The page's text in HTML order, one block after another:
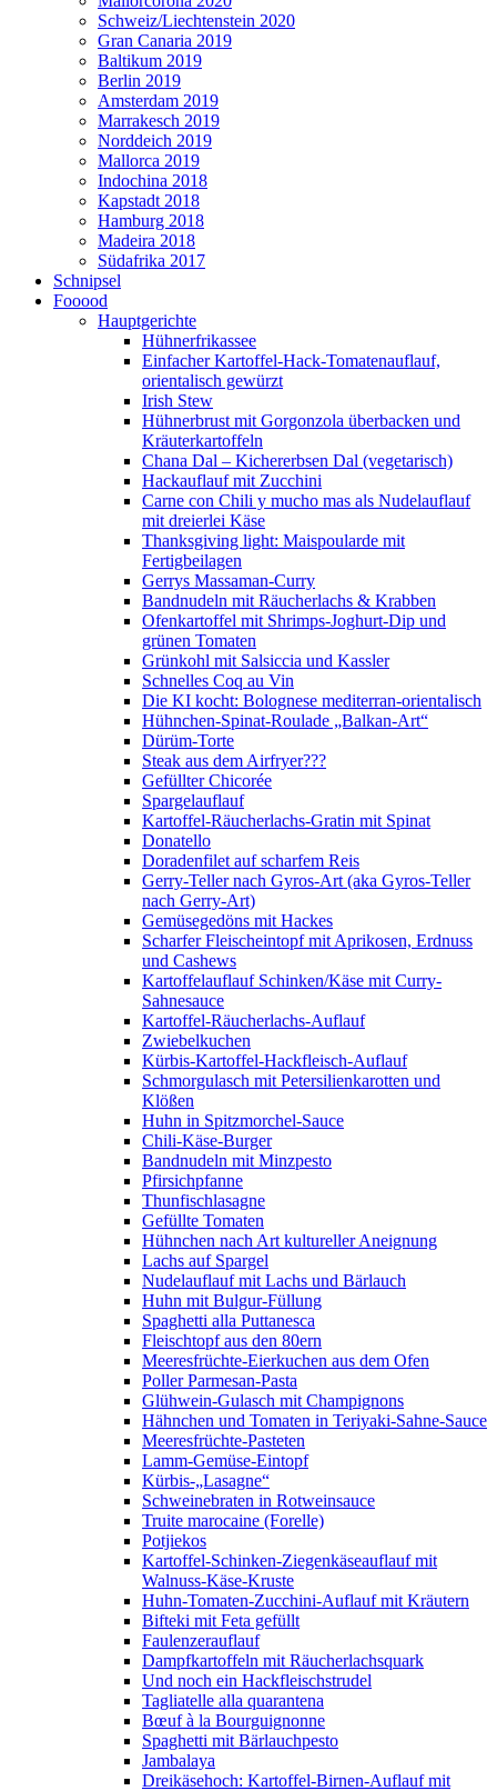
Schweiz/Liechtenstein 2020
Gran Canaria 2019
Baltikum 2019
Berlin 2019
Amsterdam 2019
Marrakesch 2019
Norddeich 2019
Mallorca 2019
Indochina 2018
Kapstadt 2018
Hamburg 2018
Madeira 2018
Südafrika 2017
Schnipsel
Fooood
Hauptgerichte
Hühnerfrikassee
Einfacher Kartoffel-Hack-Tomatenauflauf,
orientalisch gewürzt
Irish Stew
Hühnerbrust mit Gorgonzola überbacken und
Kräuterkartoffeln
Chana Dal – Kichererbsen Dal (vegetarisch)
Hackauflauf mit Zucchini
Carne con Chili y mucho mas als Nudelauflauf
mit dreierlei Käse
Thanksgiving light: Maispoularde mit
Fertigbeilagen
Gerrys Massaman-Curry
Bandnudeln mit Räucherlachs & Krabben
Ofenkartoffel mit Shrimps-Joghurt-Dip und
grünen Tomaten
Grünkohl mit Salsiccia und Kassler
Schnelles Coq au Vin
Die KI kocht: Bolognese mediterran-orientalisch
Hühnchen-Spinat-Roulade „Balkan-Art“
Dürüm-Torte
Steak aus dem Airfryer???
Gefüllter Chicorée
Spargelauflauf
Kartoffel-Räucherlachs-Gratin mit Spinat
Donatello
Doradenfilet auf scharfem Reis
Gerry-Teller nach Gyros-Art (aka Gyros-Teller
nach Gerry-Art)
Gemüsegedöns mit Hackes
Scharfer Fleischeintopf mit Aprikosen, Erdnuss
und Cashews
Kartoffelauflauf Schinken/Käse mit Curry-
Sahnesauce
Kartoffel-Räucherlachs-Auflauf
Zwiebelkuchen
Kürbis-Kartoffel-Hackfleisch-Auflauf
Schmorgulasch mit Petersilienkarotten und
Klößen
Huhn in Spitzmorchel-Sauce
Chili-Käse-Burger
Bandnudeln mit Minzpesto
Pfirsichpfanne
Thunfischlasagne
Gefüllte Tomaten
Hühnchen nach Art kultureller Aneignung
Lachs auf Spargel
Nudelauflauf mit Lachs und Bärlauch
Huhn mit Bulgur-Füllung
Spaghetti alla Puttanesca
Fleischtopf aus den 80ern
Meeresfrüchte-Eierkuchen aus dem Ofen
Poller Parmesan-Pasta
Glühwein-Gulasch mit Champignons
Hähnchen und Tomaten in Teriyaki-Sahne-Sauce
Meeresfrüchte-Pasteten
Lamm-Gemüse-Eintopf
Kürbis-„Lasagne“
Schweinebraten in Rotweinsauce
Truite marocaine (Forelle)
Potjiekos
Kartoffel-Schinken-Ziegenkäseauflauf mit
Walnuss-Käse-Kruste
Huhn-Tomaten-Zucchini-Auflauf mit Kräutern
Bifteki mit Feta gefüllt
Faulenzerauflauf
Dampfkartoffeln mit Räucherlachsquark
Und noch ein Hackfleischstrudel
Tagliatelle alla quarantena
Bœuf à la Bourguignonne
Spaghetti mit Bärlauchpesto
Jambalaya
Dreikäsehoch: Kartoffel-Birnen-Auflauf mit